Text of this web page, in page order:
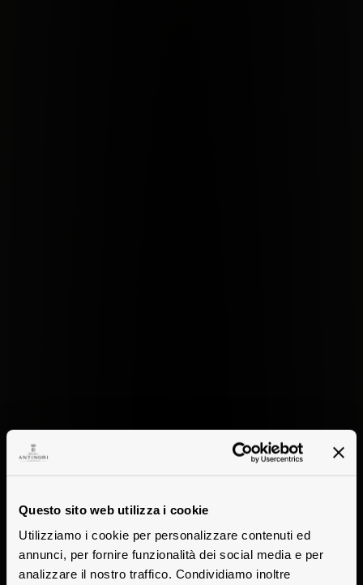
Questo sito web utilizza i cookie
Utilizziamo i cookie per personalizzare contenuti ed
annunci, per fornire funzionalità dei social media e per
analizzare il nostro traffico. Condividiamo inoltre